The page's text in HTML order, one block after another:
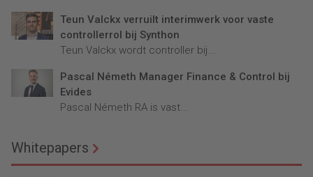
Teun Valckx verruilt interimwerk voor vaste
controllerrol bij Synthon
Teun Valckx wordt controller bij...
Pascal Németh Manager Finance & Control bij
Evides
Pascal Németh RA is vast...
Whitepapers